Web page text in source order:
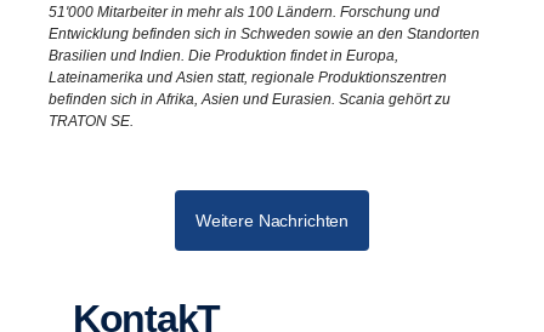
51'000 Mitarbeiter in mehr als 100 Ländern. Forschung und
Entwicklung befinden sich in Schweden sowie an den Standorten
Brasilien und Indien. Die Produktion findet in Europa,
Lateinamerika und Asien statt, regionale Produktionszentren
befinden sich in Afrika, Asien und Eurasien. Scania gehört zu
TRATON SE.
Weitere Nachrichten
KontakT